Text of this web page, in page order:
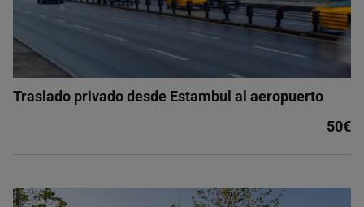
Traslado privado desde Estambul al aeropuerto
50€